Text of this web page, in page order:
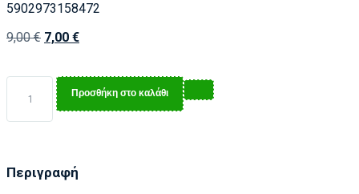
5902973158472
9,00€ 7,00 €
Προσθήκη στο καλάθι
Περιγραφή